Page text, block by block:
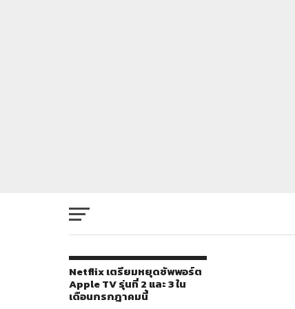
Netflix เตรียมหยุดซัพพอร์ต
Apple TV รุ่นที่ 2 และ 3 ใน
เดือนกรกฎาคมนี้